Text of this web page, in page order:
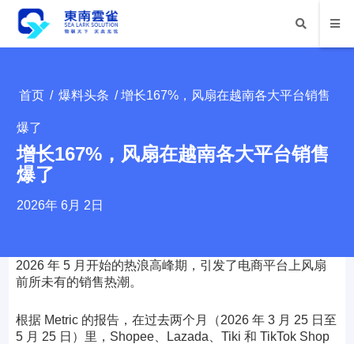
首页 / 爆料头条 / 增长167%，风扇在越南各大平台销售
爆了
增长167%，风扇在越南各大平台销售
爆了
2026年 6月 2日
2026 年 5 月开始的热浪高峰期，引发了电商平台上风扇
前所未有的销售热潮。
根据 Metric 的报告，在过去两个月（2026 年 3 月 25 日至
5 月 25 日）里，Shopee、Lazada、Tiki 和 TikTok Shop